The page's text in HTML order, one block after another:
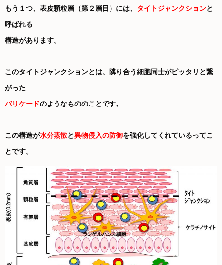
もう１つ、表皮顆粒層（第２層目）には、 タイトジャンクションと
呼ばれる
構造があります。
このタイトジャンクションとは、隣り合う細胞同士がピッタリと繋
がった
バリケードのようなもののことです。
この構造が水分蒸散と異物侵入の防御を強化してくれているってこ
とです。